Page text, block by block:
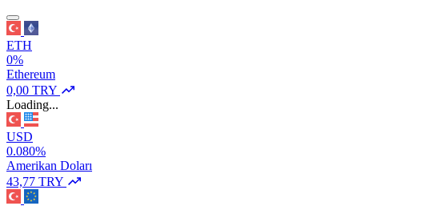
ETH
0%
Ethereum
0,00 TRY
Loading...
USD
0.080%
Amerikan Doları
43,77 TRY